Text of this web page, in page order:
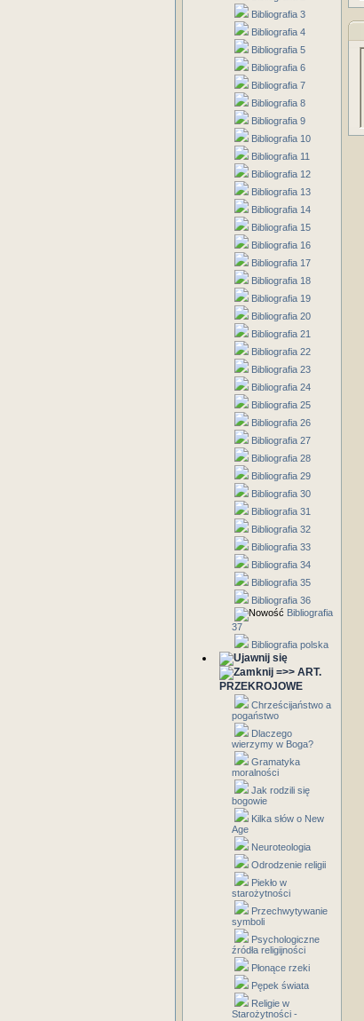
Bibliografia 3
Bibliografia 4
Bibliografia 5
Bibliografia 6
Bibliografia 7
Bibliografia 8
Bibliografia 9
Bibliografia 10
Bibliografia 11
Bibliografia 12
Bibliografia 13
Bibliografia 14
Bibliografia 15
Bibliografia 16
Bibliografia 17
Bibliografia 18
Bibliografia 19
Bibliografia 20
Bibliografia 21
Bibliografia 22
Bibliografia 23
Bibliografia 24
Bibliografia 25
Bibliografia 26
Bibliografia 27
Bibliografia 28
Bibliografia 29
Bibliografia 30
Bibliografia 31
Bibliografia 32
Bibliografia 33
Bibliografia 34
Bibliografia 35
Bibliografia 36
Bibliografia
37
Bibliografia polska
=>> ART.
PRZEKROJOWE
Chrześcijaństwo a
pogaństwo
Dlaczego
wierzymy w Boga?
Gramatyka
moralności
Jak rodzili się
bogowie
Kilka słów o New
Age
Neuroteologia
Odrodzenie religii
Piekło w
starożytności
Przechwytywanie
symboli
Psychologiczne
źródła religijności
Płonące rzeki
Pępek świata
Religie w
Starożytności -